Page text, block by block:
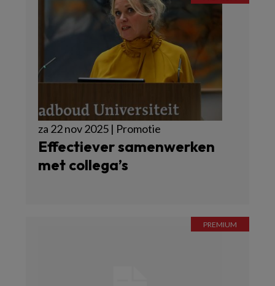
za 22 nov 2025 | Promotie
Effectiever samenwerken
met collega’s